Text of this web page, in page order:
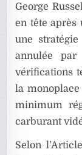
George
en tête après
une
annulée
vérifications
la
minimum
carburant
Selon